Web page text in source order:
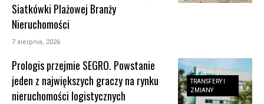
Siatkówki Plażowej Branży
Nieruchomości
7 sierpnia, 2026
TRANSFERY I
ZMIANY
Prologis przejmie SEGRO. Powstanie
jeden z największych graczy na rynku
nieruchomości logistycznych